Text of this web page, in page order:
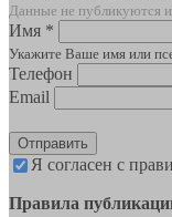
Данные не публикуются
Имя *
Укажите Ваше имя или
Телефон
Email
Отправить
Я согласен с
Правила